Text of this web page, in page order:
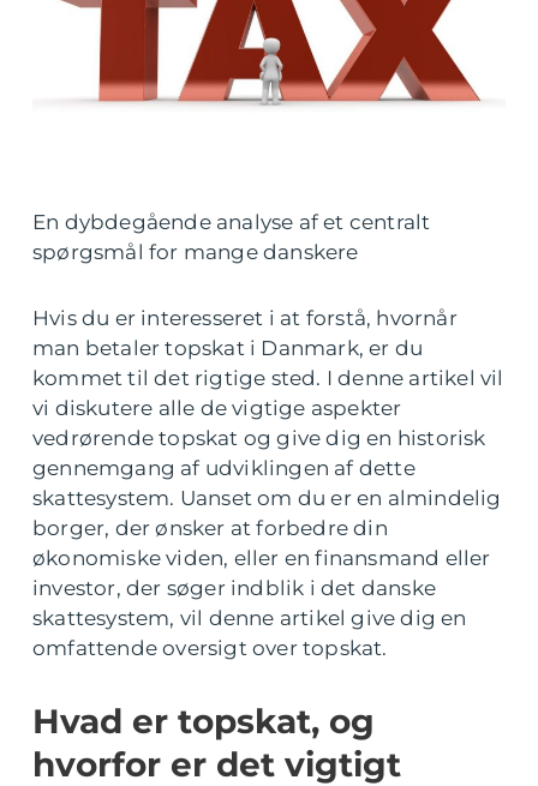
En dybdegående analyse af et centralt
spørgsmål for mange danskere
Hvis du er interesseret i at forstå, hvornår
man betaler topskat i Danmark, er du
kommet til det rigtige sted. I denne artikel vil
vi diskutere alle de vigtige aspekter
vedrørende topskat og give dig en historisk
gennemgang af udviklingen af dette
skattesystem. Uanset om du er en almindelig
borger, der ønsker at forbedre din
økonomiske viden, eller en finansmand eller
investor, der søger indblik i det danske
skattesystem, vil denne artikel give dig en
omfattende oversigt over topskat.
Hvad er topskat, og
hvorfor er det vigtigt